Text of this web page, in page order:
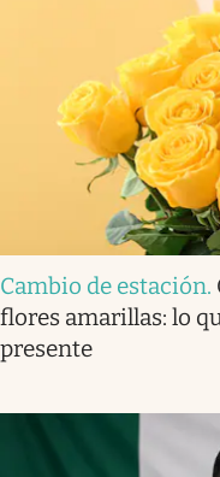
Cambio de estación.
flores amarillas: lo
presente